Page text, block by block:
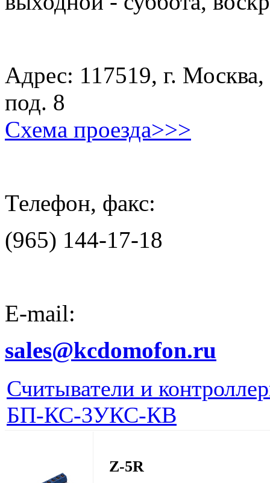
Адрес: 117519, г.
под. 8
Схема проезда>>>
Телефон, факс:
(965) 144-17-18
E-mail:
sales@kcdomofon.ru
Считыватели и
БП-КС-3УКС-КВ
Z-5R